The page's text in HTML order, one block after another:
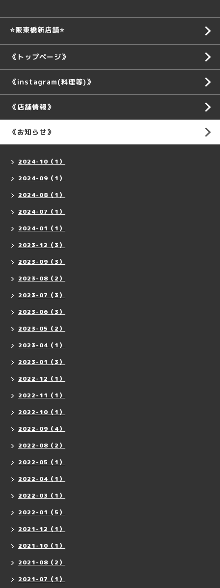
⭐️阪東橋新店舗⭐️
《トップページ》
《instagram(料理等)》
《店舗情報》
《お知らせ》
2024-10（1）
2024-09（1）
2024-08（1）
2024-07（1）
2024-01（1）
2023-12（3）
2023-09（3）
2023-08（2）
2023-07（3）
2023-06（3）
2023-05（2）
2023-04（1）
2023-01（3）
2022-12（1）
2022-11（1）
2022-10（1）
2022-09（4）
2022-08（2）
2022-05（1）
2022-04（1）
2022-03（1）
2022-01（5）
2021-12（1）
2021-10（1）
2021-08（2）
2021-07（1）